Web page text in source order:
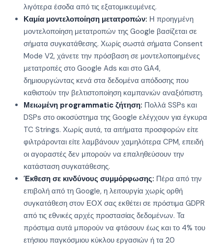
λιγότερα έσοδα από τις εξατομικευμένες.
Καμία μοντελοποίηση μετατροπών: Η προηγμένη
μοντελοποίηση μετατροπών της Google βασίζεται σε
σήματα συγκατάθεσης. Χωρίς σωστά σήματα Consent
Mode V2, χάνετε την πρόσβαση σε μοντελοποιημένες
μετατροπές στο Google Ads και στο GA4,
δημιουργώντας κενά στα δεδομένα απόδοσης που
καθιστούν την βελτιστοποίηση καμπανιών αναξιόπιστη.
Μειωμένη programmatic ζήτηση: Πολλά SSPs και
DSPs στο οικοσύστημα της Google ελέγχουν για έγκυρα
TC Strings. Χωρίς αυτά, τα αιτήματα προσφορών είτε
φιλτράρονται είτε λαμβάνουν χαμηλότερα CPM, επειδή
οι αγοραστές δεν μπορούν να επαληθεύσουν την
κατάσταση συγκατάθεσης.
Έκθεση σε κινδύνους συμμόρφωσης: Πέρα από την
επιβολή από τη Google, η λειτουργία χωρίς ορθή
συγκατάθεση στον ΕΟΧ σας εκθέτει σε πρόστιμα GDPR
από τις εθνικές αρχές προστασίας δεδομένων. Τα
πρόστιμα αυτά μπορούν να φτάσουν έως και το 4% του
ετήσιου παγκόσμιου κύκλου εργασιών ή τα 20